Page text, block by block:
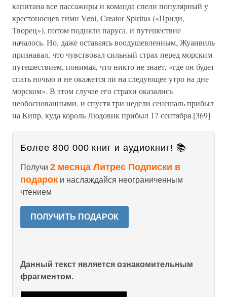
капитана все пассажиры и команда спели популярный у
крестоносцев гимн Veni, Creator Spiritus («Приди,
Творец»), потом подняли паруса, и путешествие
началось. Но, даже оставаясь воодушевленным, Жуанвиль
признавал, что чувствовал сильный страх перед морским
путешествием, понимая, что никто не знает, «где он будет
спать ночью и не окажется ли на следующее утро на дне
морском». В этом случае его страхи оказались
необоснованными, и спустя три недели сенешаль прибыл
на Кипр, куда король Людовик прибыл 17 сентября.[369]
Более 800 000 книг и аудиокниг! 📚
Получи 2 месяца Литрес Подписки в
подарок и наслаждайся неограниченным
чтением
ПОЛУЧИТЬ ПОДАРОК
Данный текст является ознакомительным
фрагментом.